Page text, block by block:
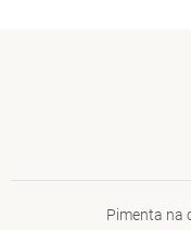
Pimenta na